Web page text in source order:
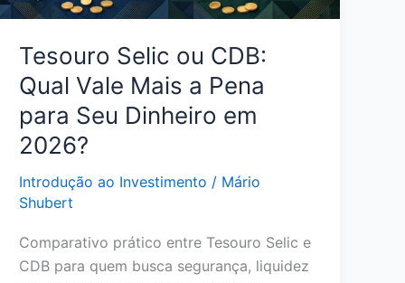
Pontuação
Tesouro Selic ou CDB:
Qual Vale Mais a Pena
para Seu Dinheiro em
2026?
Introdução ao Investimento / Mário
Shubert
Comparativo prático entre Tesouro Selic e
CDB para quem busca segurança, liquidez